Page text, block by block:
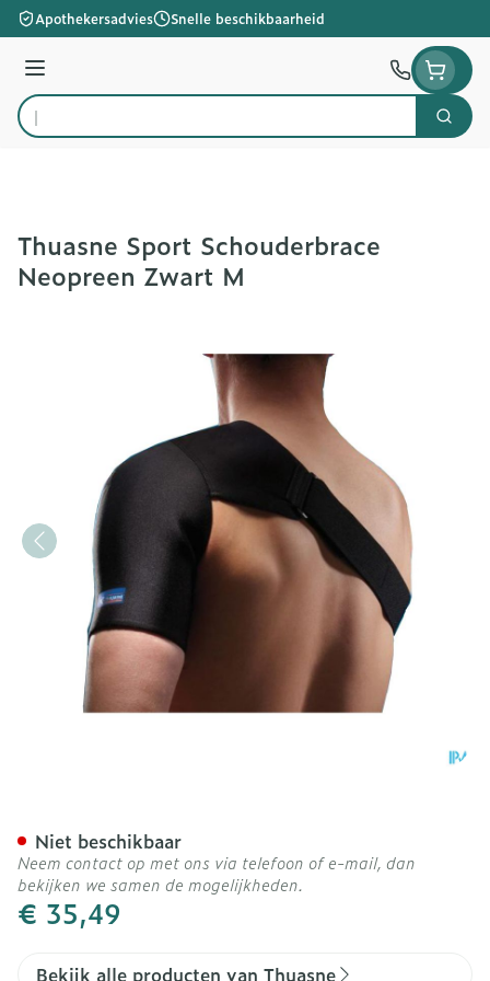
Ga naar de inhoud
Apothekersadvies Snelle beschikbaarheid
Menu
Product, merk, categorie...
Zoek
Thuasne Sport Schouderbrace
Neopreen Zwart M
€ 35,49
Niet beschikbaar
Neem contact op met ons via telefoon of e-mail, dan
bekijken we samen de mogelijkheden.
Bekijk alle producten van Thuasne